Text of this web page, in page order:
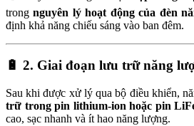
trongnguyên lý hoạt động của đèn
định khả năng chiếu sáng vào ban đêm.
🔋 2. Giai đoạn lưu trữ năng
Sau khi được xử lý qua bộ điều khiển,
trữ trong pin lithium-ion hoặc pin
cao, sạc nhanh và ít hao năng lượng.